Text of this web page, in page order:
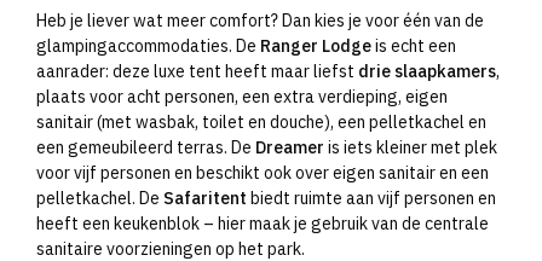
Heb je liever wat meer comfort? Dan kies je voor één van de
glampingaccommodaties. De Ranger Lodgeis echt een
aanrader: deze luxe tent heeft maar liefst drie slaapkamers,
plaats voor acht personen, een extra verdieping, eigen
sanitair (met wasbak, toilet en douche), een pelletkachel en
een gemeubileerd terras. De Dreamer is iets kleiner met plek
voor vijf personen en beschikt ook over eigen sanitair en een
pelletkachel. De Safaritent biedt ruimte aan vijf personen en
heeft een keukenblok – hier maak je gebruik van de centrale
sanitaire voorzieningen op het park.